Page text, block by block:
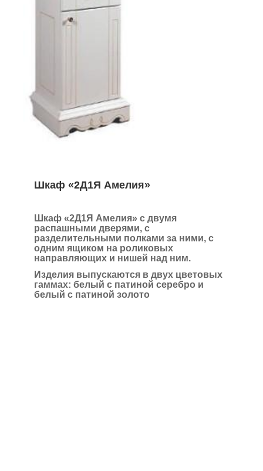
Шкаф «2Д1Я Амелия»
Шкаф «2Д1Я Амелия» с двумя
распашными дверями, с
разделительными полками за ними, с
одним ящиком на роликовых
направляющих и нишей над ним.
Изделия выпускаются в двух цветовых
гаммах: белый с патиной серебро и
белый с патиной золото